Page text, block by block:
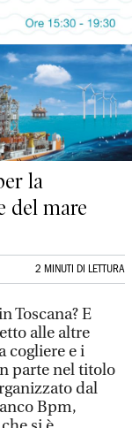
la
del mare
2 MINUTI DI LETTURA
Toscana? E
alle altre
cogliere e i
parte nel titolo
dal
Bpm,